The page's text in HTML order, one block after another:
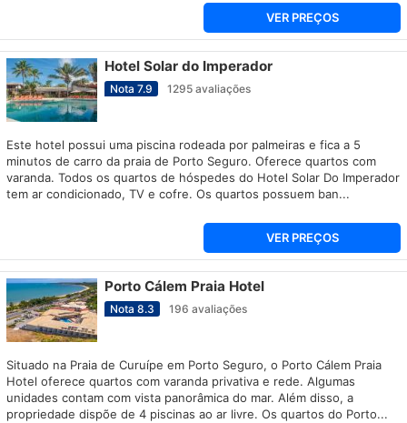
VER PREÇOS
Hotel Solar do Imperador
Nota 7.9 1295 avaliações
Este hotel possui uma piscina rodeada por palmeiras e fica a 5
minutos de carro da praia de Porto Seguro. Oferece quartos com
varanda. Todos os quartos de hóspedes do Hotel Solar Do Imperador
tem ar condicionado, TV e cofre. Os quartos possuem ban...
VER PREÇOS
Porto Cálem Praia Hotel
Nota 8.3 196 avaliações
Situado na Praia de Curuípe em Porto Seguro, o Porto Cálem Praia
Hotel oferece quartos com varanda privativa e rede. Algumas
unidades contam com vista panorâmica do mar. Além disso, a
propriedade dispõe de 4 piscinas ao ar livre. Os quartos do Porto...